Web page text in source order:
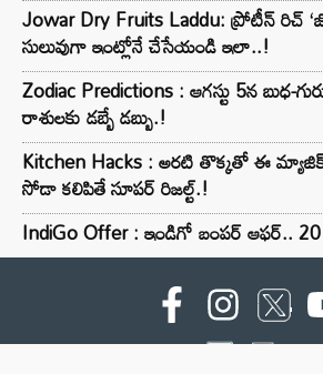
Jowar Dry Fruits Laddu: ప్రోటీన్ రిచ్
సులువుగా ఇంట్లోనే చేసేయండి ఇలా..!
Zodiac Predictions : ఆగస్టు 5న
రాశులకు డబ్బే డబ్బు.!
Kitchen Hacks : అరటి తొక్కతో ఈ
సోడా కలిపితే సూపర్ రిజల్ట్.!
IndiGo Offer : ఇండిగో బంపర్ ఆఫర్.. 20